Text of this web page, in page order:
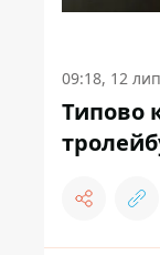
09:18, 12
Типово